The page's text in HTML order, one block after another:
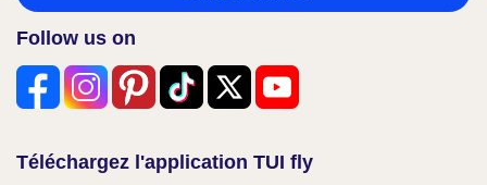
Follow us on
Téléchargez l'application TUI fly